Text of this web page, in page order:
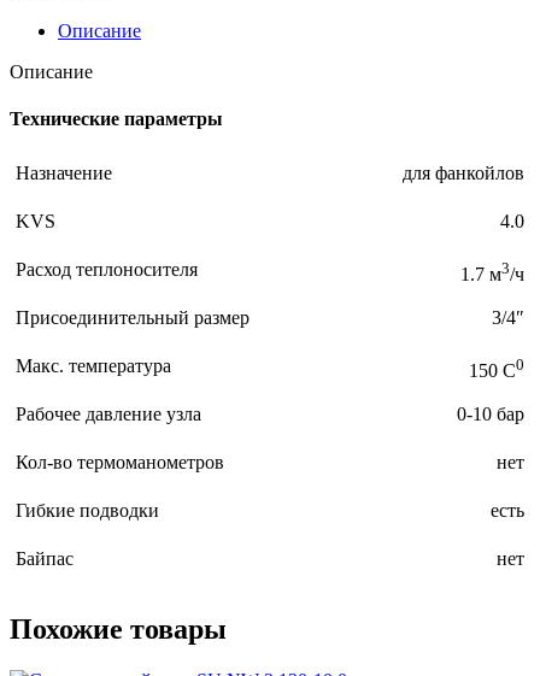
Описание
Описание
Технические параметры
Назначение для фанкойлов
KVS 4.0
Расход теплоносителя 1.7 м3/ч
Присоединительный размер 3/4″
Макс. температура 150 C0
Рабочее давление узла 0-10 бар
Кол-во термоманометров нет
Гибкие подводки есть
Байпас нет
Похожие товары